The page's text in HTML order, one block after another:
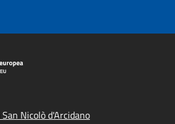
Nicolò d'Arcidano